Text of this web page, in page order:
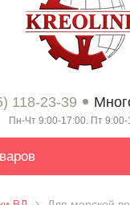
118-23-39
Пн-Чт 9:00-17:00. Пт 9:00-